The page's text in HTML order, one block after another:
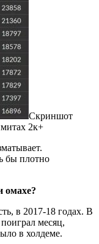
Скриншот
2к+
бы плотно
омахе?
в 2017-18 годах. В
месяц,
в холдеме.